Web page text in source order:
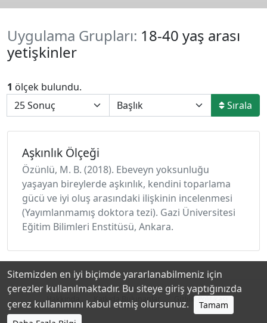
Uygulama Grupları: 18-40 yaş arası
yetişkinler
1 ölçek bulundu.
Sırala
Aşkınlık Ölçeği
Özünlü, M. B. (2018). Ebeveyn yoksunluğu
yaşayan bireylerde aşkınlık, kendini toparlama
gücü ve iyi oluş arasındaki ilişkinin incelenmesi
(Yayımlanmamış doktora tezi). Gazi Üniversitesi
Eğitim Bilimleri Enstitüsü, Ankara.
Hakkında Katkıda Bulunanlar Gizlilik Politikası
Sitemizden en iyi biçimde yararlanabilmeniz için
çerezler kullanılmaktadır. Bu siteye giriş yaptığınızda
çerez kullanımını kabul etmiş olursunuz.
Tamam